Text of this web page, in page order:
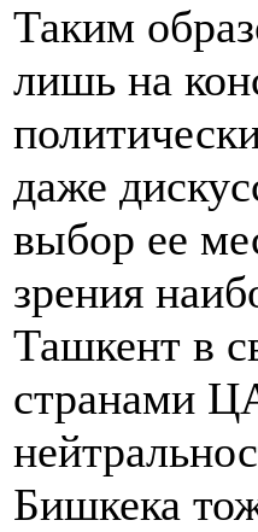
Таким
лишь на
даже
выбор ее
зрения
Ташкент в
странами
Бишкека